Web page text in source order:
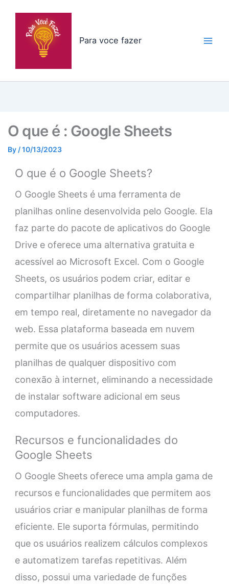
Para voce fazer
O que é : Google Sheets
By /10/13/2023
O que é o Google Sheets?
O Google Sheets é uma ferramenta de
planilhas online desenvolvida pelo Google. Ela
faz parte do pacote de aplicativos do Google
Drive e oferece uma alternativa gratuita e
acessível ao Microsoft Excel. Com o Google
Sheets, os usuários podem criar, editar e
compartilhar planilhas de forma colaborativa,
em tempo real, diretamente no navegador da
web. Essa plataforma baseada em nuvem
permite que os usuários acessem suas
planilhas de qualquer dispositivo com
conexão à internet, eliminando a necessidade
de instalar software adicional em seus
computadores.
Recursos e funcionalidades do
Google Sheets
O Google Sheets oferece uma ampla gama de
recursos e funcionalidades que permitem aos
usuários criar e manipular planilhas de forma
eficiente. Ele suporta fórmulas, permitindo
que os usuários realizem cálculos complexos
e automatizem tarefas repetitivas. Além
disso, possui uma variedade de funções